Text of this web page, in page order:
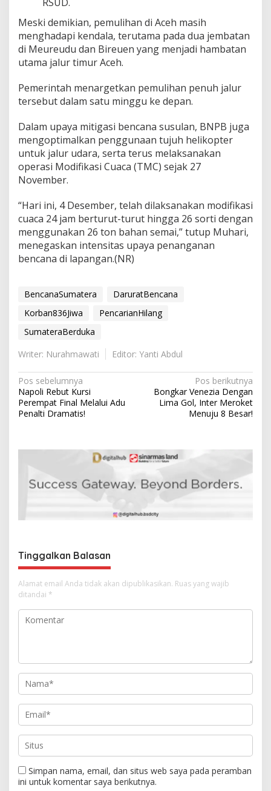
Meski demikian, pemulihan di Aceh masih
menghadapi kendala, terutama pada dua jembatan
di Meureudu dan Bireuen yang menjadi hambatan
utama jalur timur Aceh.
Pemerintah menargetkan pemulihan penuh jalur
tersebut dalam satu minggu ke depan.
Dalam upaya mitigasi bencana susulan, BNPB juga
mengoptimalkan penggunaan tujuh helikopter
untuk jalur udara, serta terus melaksanakan
operasi Modifikasi Cuaca (TMC) sejak 27
November.
“Hari ini, 4 Desember, telah dilaksanakan modifikasi
cuaca 24 jam berturut-turut hingga 26 sorti dengan
menggunakan 26 ton bahan semai,” tutup Muhari,
menegaskan intensitas upaya penanganan
bencana di lapangan.(NR)
BencanaSumatera
DaruratBencana
Korban836Jiwa
PencarianHilang
SumateraBerduka
Writer: Nurahmawati
Editor: Yanti Abdul
N
a
v
g
p
s
Pos sebelumnya
Napoli Rebut Kursi
Perempat Final Melalui Adu
Penalti Dramatis!
Pos berikutnya
Bongkar Venezia Dengan
Lima Gol, Inter Meroket
Menuju 8 Besar!
Tinggalkan Balasan
Alamat email Anda tidak akan dipublikasikan. Ruas yang wajib
ditandai *
Simpan nama, email, dan situs web saya pada peramban
ini untuk komentar saya berikutnya.